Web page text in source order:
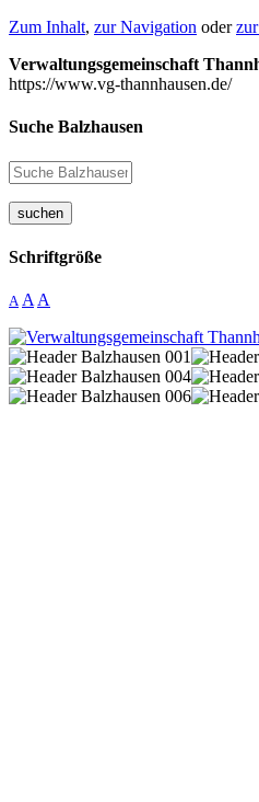
Zum Inhalt, zur Navigation oder
Verwaltungsgemeinschaft
https://www.vg-thannhausen.de/
Suche Balzhausen
suchen
Schriftgröße
A A A